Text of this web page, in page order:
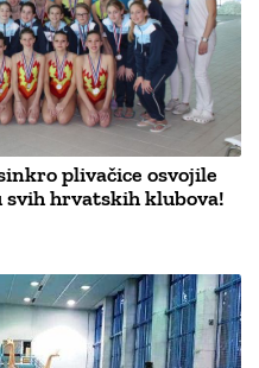
plivačice osvojile
svih hrvatskih klubova!